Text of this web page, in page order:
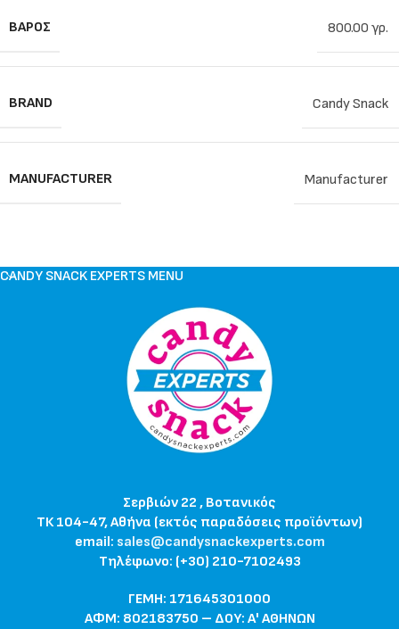
ΒΆΡΟΣ 800.00 γρ.
BRAND Candy Snack
MANUFACTURER Manufacturer
CANDY SNACK EXPERTS MENU
Σερβιών 22 , Βοτανικός
ΤΚ 104-47, Αθήνα (εκτός παραδόσεις προϊόντων)
email: sales@candysnackexperts.com
Τηλέφωνο: (+30) 210-7102493
ΓΕΜΗ: 171645301000
ΑΦΜ: 802183750 – ΔΟΥ: Α' ΑΘΗΝΩΝ